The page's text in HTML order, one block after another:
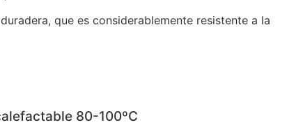
que es considerablemente resistente a la
80-100ºC